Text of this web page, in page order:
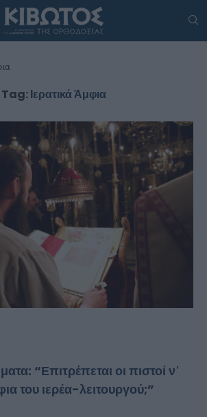
Tag:Ιερατικά Άμφια
“Επιτρέπεται οι πιστοί ν᾿
του ιερέα-λειτουργού;”